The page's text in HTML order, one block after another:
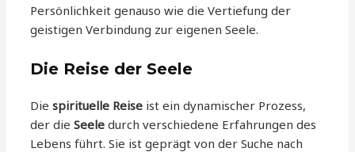
Persönlichkeit genauso wie die Vertiefung der
geistigen Verbindung zur eigenen Seele.
Die Reise der Seele
Diespirituelle Reise ist ein dynamischer Prozess,
der dieSeele durch verschiedene Erfahrungen des
Lebens führt. Sie ist geprägt von der Suche nach